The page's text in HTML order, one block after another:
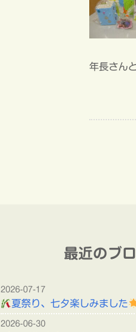
年長さん
最近のブ
夏祭り、七夕楽しみました
2026-07-17
2026-06-30